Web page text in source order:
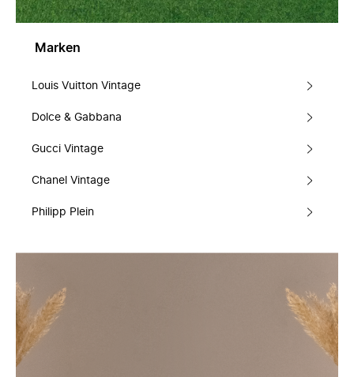
Marken
Louis Vuitton Vintage
Dolce & Gabbana
Gucci Vintage
Chanel Vintage
Philipp Plein